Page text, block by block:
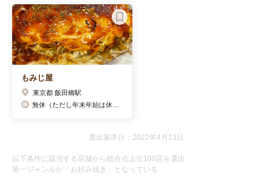
もみじ屋
東京都 飯田橋駅
選出基準日：2022年4月13日
以下条件に該当する店舗から総合点上位100店を選出
第一ジャンルが「お好み焼き」となっている